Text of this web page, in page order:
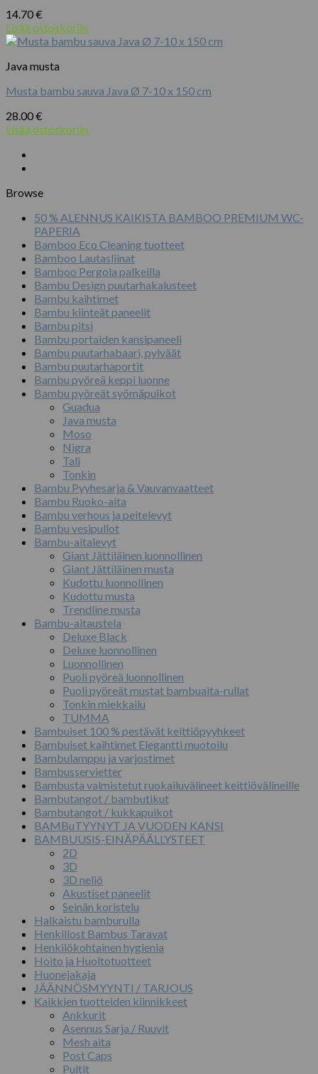
14.70€
Lisää ostoskoriin
Java musta
Musta bambu sauva Java Ø 7-10 x 150 cm
28.00€
Lisää ostoskoriin
Browse
50 % ALENNUS KAIKISTA BAMBOO PREMIUM WC-
PAPERIA
Bamboo Eco Cleaning tuotteet
Bamboo Lautasliinat
Bamboo Pergola palkeilla
Bambu Design puutarhakalusteet
Bambu kaihtimet
Bambu kiinteät paneelit
Bambu pitsi
Bambu portaiden kansipaneeli
Bambu puutarhabaari, pylväät
Bambu puutarhaportit
Bambu pyöreä keppi luonne
Bambu pyöreät syömäpuikot
Guadua
Java musta
Moso
Nigra
Tali
Tonkin
Bambu Pyyhesarja & Vauvanvaatteet
Bambu Ruoko-aita
Bambu verhous ja peitelevyt
Bambu vesipullot
Bambu-aitalevyt
Giant Jättiläinen luonnollinen
Giant Jättiläinen musta
Kudottu luonnollinen
Kudottu musta
Trendline musta
Bambu-aitaustela
Deluxe Black
Deluxe luonnollinen
Luonnollinen
Puoli pyöreä luonnollinen
Puoli pyöreät mustat bambuaita-rullat
Tonkin miekkailu
TUMMA
Bambuiset 100 % pestävät keittiöpyyhkeet
Bambuiset kaihtimet Elegantti muotoilu
Bambulamppu ja varjostimet
Bambusservietter
Bambusta valmistetut ruokailuvälineet keittiövälineille
Bambutangot / bambutikut
Bambutangot / kukkapuikot
BAMBuTYYNYT JA VUODEN KANSI
BAMBUUSIS-EINÄPÄÄLLYSTEET
2D
3D
3D neliö
Akustiset paneelit
Seinän koristelu
Halkaistu bamburulla
Henkillost Bambus Taravat
Henkilökohtainen hygienia
Hoito ja Huoltotuotteet
Huonejakaja
JÄÄNNÖSMYYNTI / TARJOUS
Kaikkien tuotteiden kiinnikkeet
Ankkurit
Asennus Sarja / Ruuvit
Mesh aita
Post Caps
Pultit